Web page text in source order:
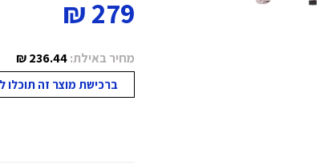
279 ₪
מחיר באילת:236.44 ₪
ברכישת מוצר זה תוכלו לקבל עד 279